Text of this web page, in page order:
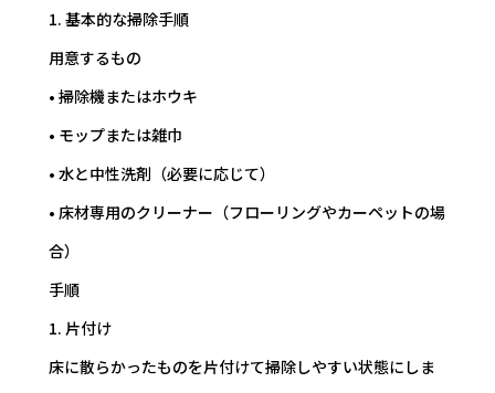
1. 基本的な掃除手順
用意するもの
• 掃除機またはホウキ
• モップまたは雑巾
• 水と中性洗剤（必要に応じて）
• 床材専用のクリーナー（フローリングやカーペットの場
合）
手順
1. 片付け
床に散らかったものを片付けて掃除しやすい状態にしま